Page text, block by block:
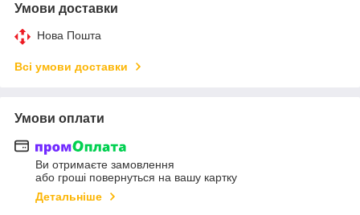
Умови доставки
Нова Пошта
Всі умови доставки
Умови оплати
Ви отримаєте замовлення
або гроші повернуться на вашу картку
Детальніше